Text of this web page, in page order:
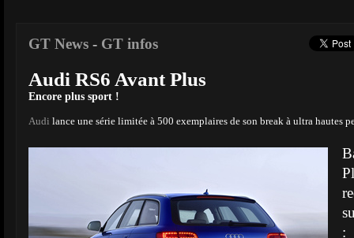
GT News - GT infos
Audi RS6 Avant Plus
Encore plus sport !
Audi lance une série limitée à 500 exemplaires de son break à ultra hautes
: